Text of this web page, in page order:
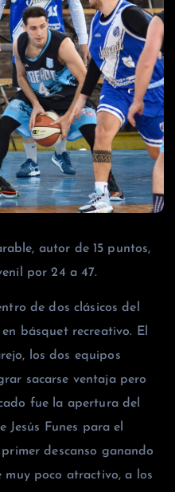
autor de 15 puntos,
por 24 a 47.
de dos clásicos del
básquet recreativo. El
los dos equipos
sacarse ventaja pero
fue la apertura del
Funes para el
descanso ganando
muy poco atractivo, a los